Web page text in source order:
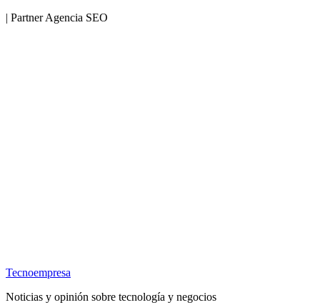
| Partner Agencia SEO
Tecnoempresa
Noticias y opinión sobre tecnología y negocios